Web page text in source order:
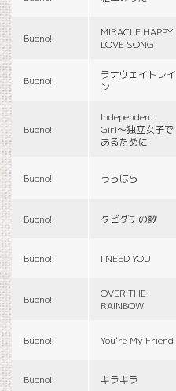
Buono!
MIRACLE HAPPY
LOVE SONG
Buono!
ラナウェイトレイ
ン
Buono!
Independent
Girl〜独立女子で
あるために
Buono! うらはら
Buono! タビダチの歌
Buono! I NEED YOU
Buono!
OVER THE
RAINBOW
Buono! You're My Friend
Buono! キラキラ